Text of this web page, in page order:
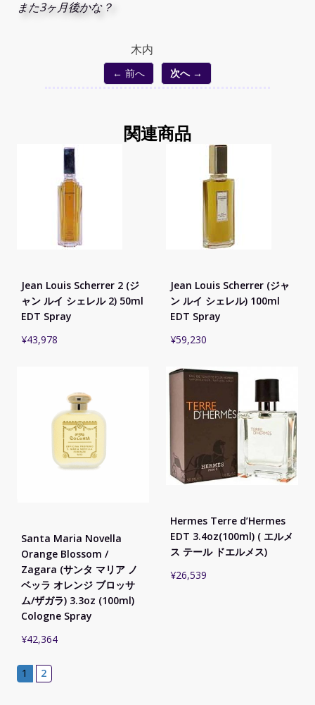
また3ヶ月後かな？
木内
← 前へ 次へ →
関連商品
Jean Louis Scherrer 2 (ジ
ャン ルイ シェレル 2) 50ml
EDT Spray
¥43,978
Jean Louis Scherrer (ジャ
ン ルイ シェレル) 100ml
EDT Spray
¥59,230
Santa Maria Novella
Orange Blossom /
Zagara (サンタ マリア ノ
ベッラ オレンジ ブロッサ
ム/ザガラ) 3.3oz (100ml)
Cologne Spray
¥42,364
Hermes Terre d’Hermes
EDT 3.4oz(100ml) ( エルメ
ス テール ドエルメス)
¥26,539
1 2